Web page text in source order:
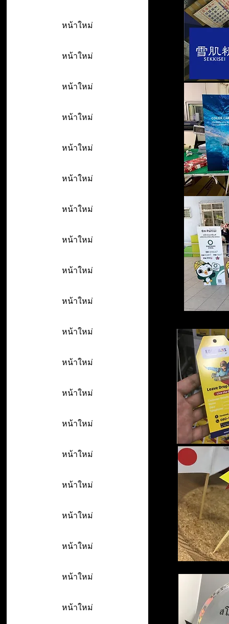
หน้าใหม่
หน้าใหม่
หน้าใหม่
หน้าใหม่
หน้าใหม่
หน้าใหม่
หน้าใหม่
หน้าใหม่
หน้าใหม่
หน้าใหม่
หน้าใหม่
หน้าใหม่
หน้าใหม่
หน้าใหม่
หน้าใหม่
หน้าใหม่
หน้าใหม่
หน้าใหม่
หน้าใหม่
หน้าใหม่